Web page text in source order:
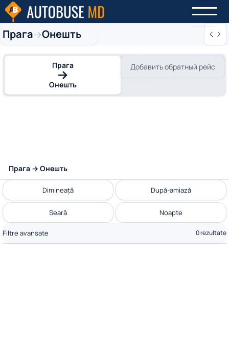
Прага→Онешть
Прага
Онешть
Добавить обратный рейс
Прага → Онешть
Dimineață După-amiază
Seară Noapte
Filtre avansate 0 rezultate